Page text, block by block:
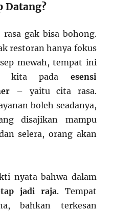
Datang?
rasa gak bisa bohong.
restoran hanya fokus
mewah, tempat ini
kita pada esensi
– yaitu cita rasa.
boleh seadanya,
disajikan mampu
selera, orang akan
nyata bahwa dalam
jadi raja. Tempat
bahkan terkesan